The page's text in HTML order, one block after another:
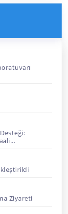
Ziyareti